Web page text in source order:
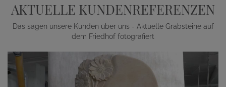
AKTUELLE KUNDENREFERENZEN
Das sagen unsere Kunden über uns - Aktuelle Grabsteine auf
dem Friedhof fotografiert